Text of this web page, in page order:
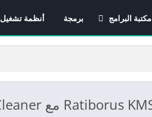
مكتبة البرامج
برامج الانترنت
برامج تصفح الإنترنت
برمجة أنظمة تشغيل